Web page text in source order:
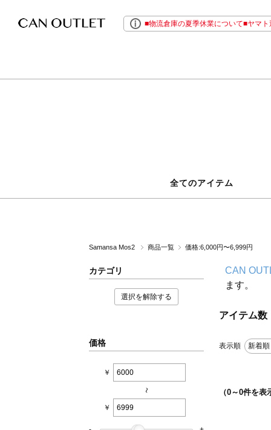
■物流倉庫の夏季休業について■ヤマ
全てのアイテム
Samansa Mos2 商品一覧 価格:6,000円〜6,999円
カテゴリ
選択を解除する
価格
￥
~
￥
CAN
ます。
アイテム数
表示順 新着順
（0～0件を表